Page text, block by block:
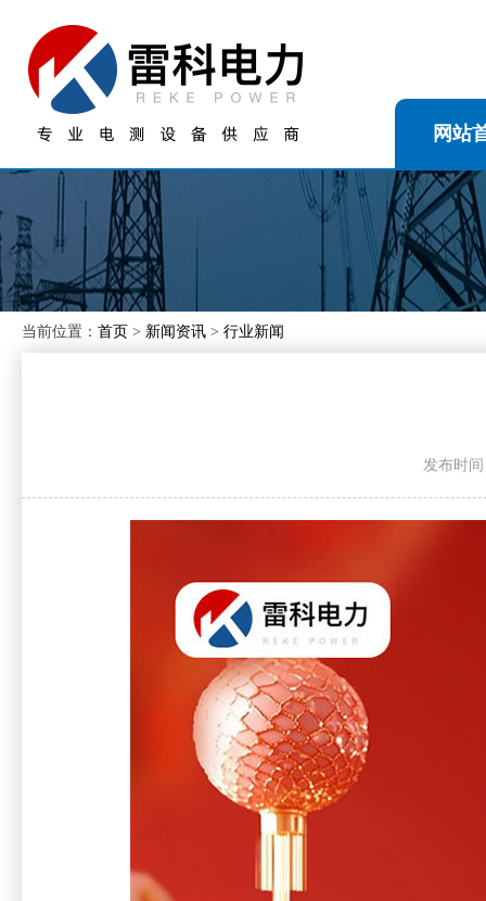
网站
当前位置： 首页 > 新闻资讯 > 行业新闻
发布时间